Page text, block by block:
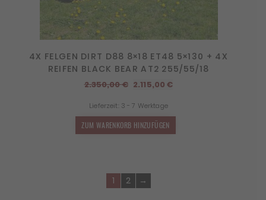
4X FELGEN DIRT D88 8×18 ET48 5×130 + 4X
REIFEN BLACK BEAR AT2 255/55/18
2.350,00€ Ursprünglicher
war:
2.350,00 €
2.115,00€Aktueller
Lieferzeit: 3 - 7 Werktage
ZUM WARENKORB HINZUFÜGEN
1 2 →